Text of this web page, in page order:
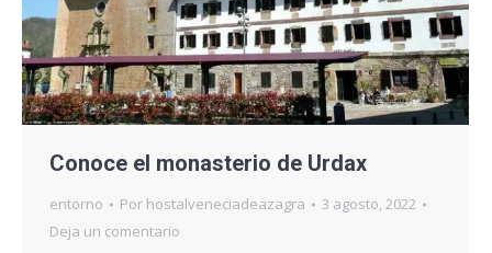
Conoce el monasterio de Urdax
entorno Por hostalveneciadeazagra
3 agosto, 2022
Deja un comentario